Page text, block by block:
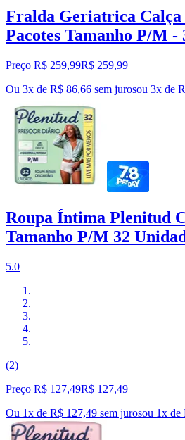
Fralda Geriatrica Calça
Pacotes Tamanho P/M -
Preço R$ 259,99R$ 259,99
Ou 3x de R$ 86,66 sem jurosou 3x de
Roupa Íntima Plenitud
Tamanho P/M 32
5.0
(2)
Preço R$ 127,49R$ 127,49
Ou 1x de R$ 127,49 sem jurosou 1x de